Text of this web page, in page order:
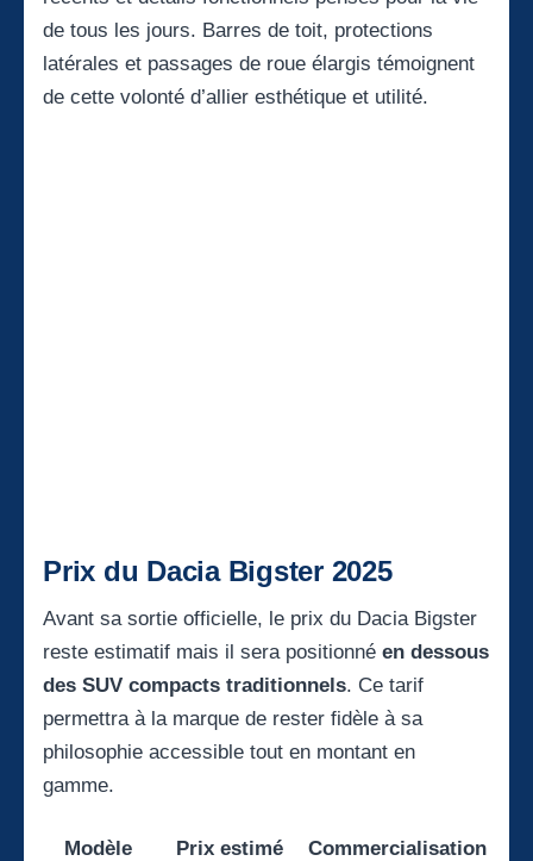
de tous les jours. Barres de toit, protections
latérales et passages de roue élargis témoignent
de cette volonté d’allier esthétique et utilité.
Prix du Dacia Bigster 2025
Avant sa sortie officielle, le prix du Dacia Bigster
reste estimatif mais il sera positionné en dessous
des SUV compacts traditionnels. Ce tarif
permettra à la marque de rester fidèle à sa
philosophie accessible tout en montant en
gamme.
Modèle Prix estimé
Commercialisation